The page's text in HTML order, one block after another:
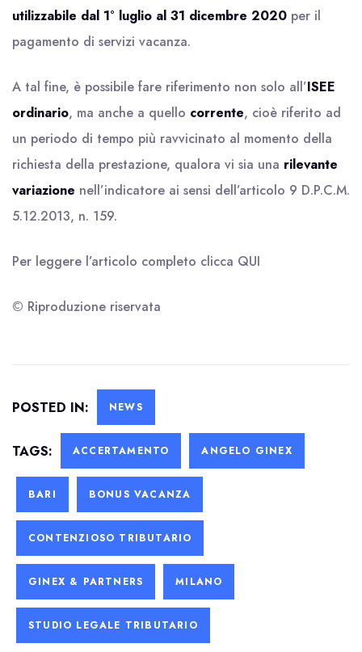
utilizzabile dal 1° luglio al 31 dicembre 2020 per il
pagamento di servizi vacanza.
A tal fine, è possibile fare riferimento non solo all’ISEE
ordinario, ma anche a quello corrente, cioè riferito ad
un periodo di tempo più ravvicinato al momento della
richiesta della prestazione, qualora vi sia una rilevante
variazione nell’indicatore ai sensi dell’articolo 9 D.P.C.M.
5.12.2013, n. 159.
Per leggere l’articolo completo clicca QUI
© Riproduzione riservata
POSTED IN: NEWS
TAGS: ACCERTAMENTO ANGELO GINEX
BARI BONUS VACANZA
CONTENZIOSO TRIBUTARIO
GINEX & PARTNERS MILANO
STUDIO LEGALE TRIBUTARIO